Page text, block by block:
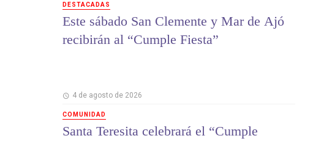
DESTACADAS
Este sábado San Clemente y Mar de Ajó
recibirán al “Cumple Fiesta”
4 de agosto de 2026
COMUNIDAD
Santa Teresita celebrará el “Cumple